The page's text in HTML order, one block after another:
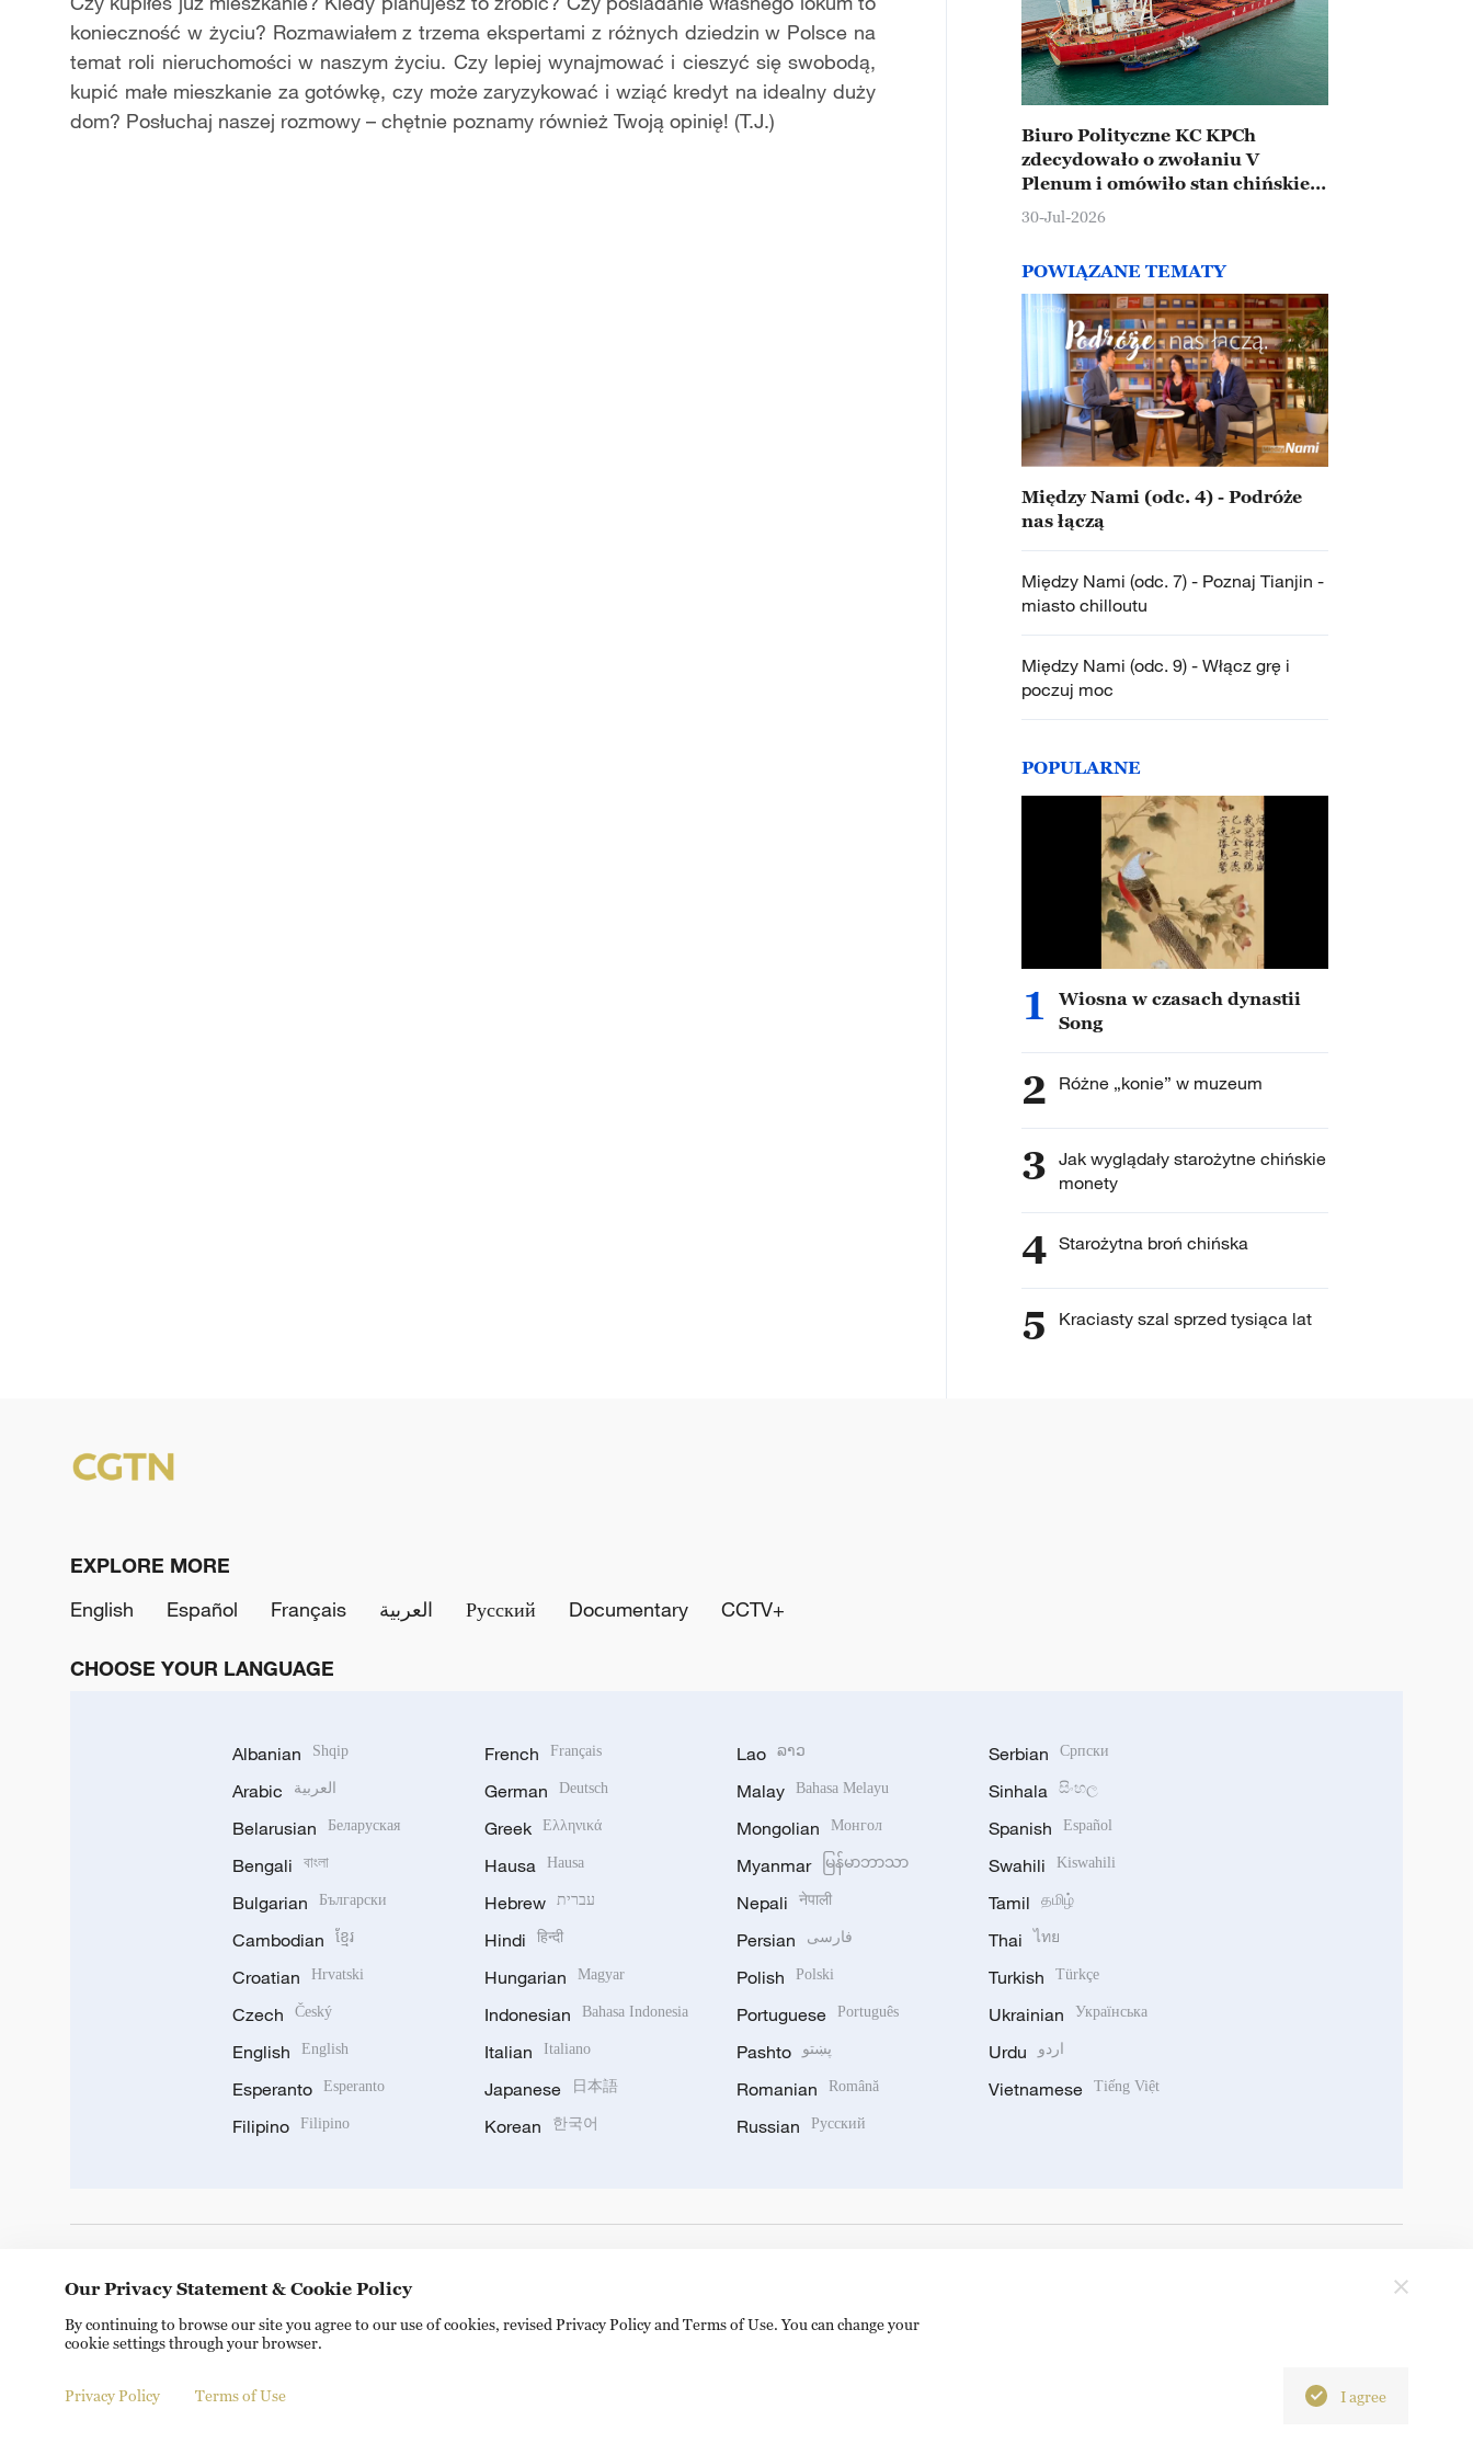
konieczność w życiu? Rozmawiałem z trzema ekspertami z różnych dziedzin w Polsce na
temat roli nieruchomości w naszym życiu. Czy lepiej wynajmować i cieszyć się swobodą,
kupić małe mieszkanie za gotówkę, czy może zaryzykować i wziąć kredyt na idealny duży
dom? Posłuchaj naszej rozmowy – chętnie poznamy również Twoją opinię! (T.J.)
Biuro Polityczne KC KPCh
zdecydowało o zwołaniu V
Plenum i omówiło stan chińskiej
gospodarki
30-Jul-2026
POWIĄZANE TEMATY
Między Nami (odc. 4) - Podróże
nas łączą
Między Nami (odc. 7) - Poznaj Tianjin -
miasto chilloutu
Między Nami (odc. 9) - Włącz grę i
poczuj moc
POPULARNE
1
Wiosna w czasach dynastii
Song
2 Różne „konie” w muzeum
3 Jak wyglądały starożytne chińskie
monety
4 Starożytna broń chińska
5 Kraciasty szal sprzed tysiąca lat
EXPLORE MORE
English
Español Français العربية Русский Documentary CCTV+
CHOOSE YOUR LANGUAGE
Albanian Shqip
Arabic العربية
Belarusian Беларуская
Bengali বাংলা
Bulgarian Български
Cambodian ខ្មែរ
Croatian Hrvatski
Czech Český
English English
Esperanto Esperanto
Filipino Filipino
French Français
German Deutsch
Greek Ελληνικά
Hausa Hausa
Hebrew עברית
Hindi हिन्दी
Hungarian Magyar
Indonesian Bahasa Indonesia
Italian Italiano
Japanese 日本語
Korean 한국어
Lao ລາວ
Malay Bahasa Melayu
Mongolian Монгол
Myanmar မြန်မာဘာသာ
Nepali नेपाली
Persian فارسی
Polish Polski
Portuguese Português
Pashto پښتو
Romanian Română
Russian Русский
Serbian Српски
Sinhala සිංහල
Spanish Español
Swahili Kiswahili
Tamil தமிழ்
Thai ไทย
Turkish Türkçe
Ukrainian Українська
Urdu اردو
Vietnamese Tiếng Việt
Copyright © 2024 CGTN. 京ICP备20000184号
Our Privacy Statement & Cookie Policy
By continuing to browse our site you agree to our use of cookies, revised Privacy Policy and Terms of Use. You can change your
cookie settings through your browser.
Privacy Policy Terms of Use I agree